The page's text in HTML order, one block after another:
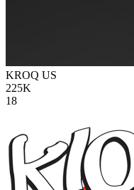
KROQ US
225K
18